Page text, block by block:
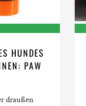
HUNDES
PAW
draußen